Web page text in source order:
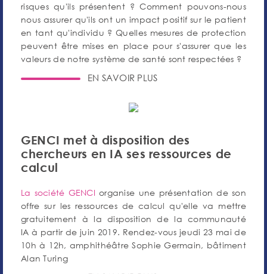
risques qu'ils présentent ? Comment pouvons-nous
nous assurer qu'ils ont un impact positif sur le patient
en tant qu'individu ? Quelles mesures de protection
peuvent être mises en place pour s'assurer que les
valeurs de notre système de santé sont respectées ?
EN SAVOIR PLUS
GENCI met à disposition des
chercheurs en IA ses ressources de
calcul
La société GENCI organise une présentation de son
offre sur les ressources de calcul qu'elle va mettre
gratuitement à la disposition de la communauté
IA à partir de juin 2019. Rendez-vous jeudi 23 mai de
10h à 12h, amphithéâtre Sophie Germain, bâtiment
Alan Turing